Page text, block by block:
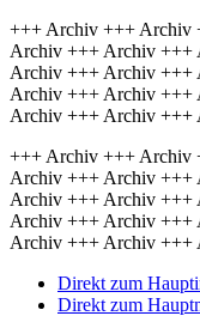
+++ Archiv +++ Archiv
Archiv +++ Archiv
Archiv +++ Archiv
Archiv +++ Archiv
Archiv +++ Archiv
+++ Archiv +++ Archiv
Archiv +++ Archiv
Archiv +++ Archiv
Archiv +++ Archiv
Archiv +++ Archiv
Direkt zum
Direkt zum